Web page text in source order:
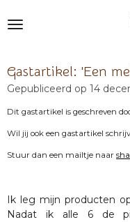
direct
hoofdinhoud
Gastartikel: 'Een
Gepubliceerd op 14
Dit gastartikel is geschreven
Wil jij ook een gastartikel
Stuur dan een mailtje naar
Ik leg mijn producten
Nadat ik alle 6 de